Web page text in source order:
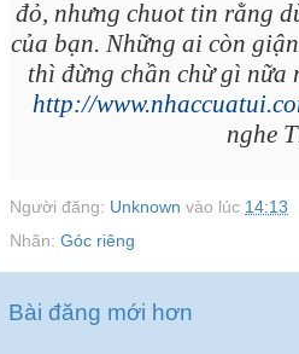
đỏ, nhưng chuot tin rằng
của bạn. Những ai còn
thì đừng chần chừ gì nữa
http://
nghe
Người đăng: Unknown vào lúc 14:13
Nhãn: Góc riêng
Bài đăng mới hơn